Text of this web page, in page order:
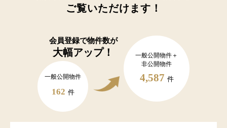
ご覧いただけます！
会員登録で物件数が
大幅アップ！
一般公開物件
162 件
一般公開物件＋
非公開物件
4,587 件